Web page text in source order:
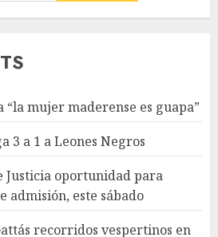
mujer maderense es guapa”
3 a 1 a Leones Negros
Justicia oportunidad para
admisión, este sábado
recorridos vespertinos en